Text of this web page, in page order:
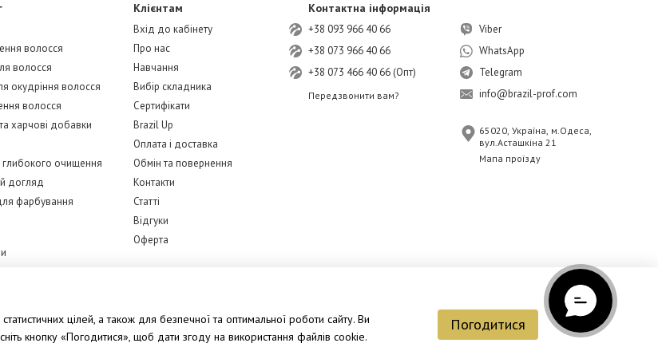
волосся
волосся
окудріння волосся
волосся
харчові добавки
очищення
догляд
фарбування
Клієнтам
Вхід до кабінету
Про нас
Навчання
Вибір складника
Сертифікати
Brazil Up
Оплата і доставка
Обмін та повернення
Контакти
Статті
Відгуки
Оферта
Контактна інформація
+38 093 966 40 66
+38 073 966 40 66
+38 073 466 40 66 (Опт)
Передзвонити вам?
Viber
WhatsApp
Telegram
info@brazil-prof.com
65020, Україна, м.Одеса,
вул.Асташкіна 21
Мапа проїзду
цілей, а також для безпечної та оптимальної роботи сайту. Ви
кнопку «Погодитися», щоб дати згоду на використання файлів cookie.
Погодитися